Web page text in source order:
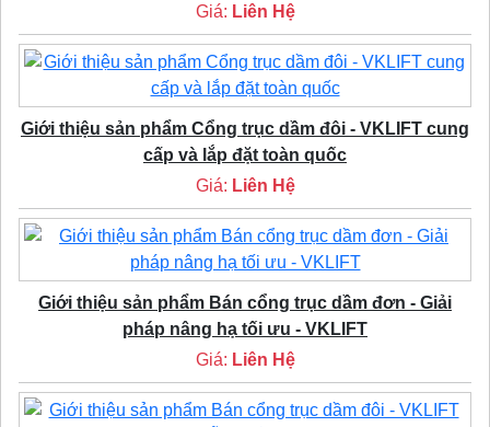
Giá: Liên Hệ
Giới thiệu sản phẩm Cổng trục dầm đôi - VKLIFT cung
cấp và lắp đặt toàn quốc
Giá: Liên Hệ
Giới thiệu sản phẩm Bán cổng trục dầm đơn - Giải
pháp nâng hạ tối ưu - VKLIFT
Giá: Liên Hệ